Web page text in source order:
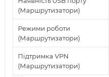
(Маршрутизатори)
Режими роботи
(Маршрутизатори)
Підтримка VPN
(Маршрутизатори)